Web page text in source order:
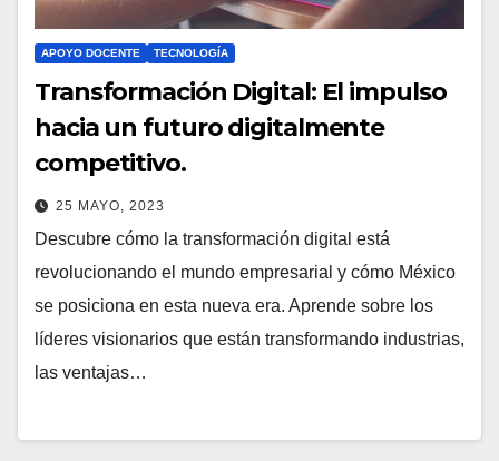
APOYO DOCENTE TECNOLOGÍA
Transformación Digital: El impulso
hacia un futuro digitalmente
competitivo.
25 MAYO, 2023
Descubre cómo la transformación digital está
revolucionando el mundo empresarial y cómo México
se posiciona en esta nueva era. Aprende sobre los
líderes visionarios que están transformando industrias,
las ventajas…